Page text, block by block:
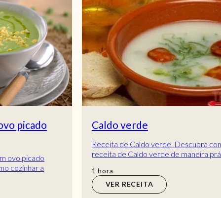
Caldo verde
Receita de Caldo verde. Descubra como cozinhar a
receita de Caldo verde de maneira prática e
deliciosa com a Teleculinária!
1hora
hora